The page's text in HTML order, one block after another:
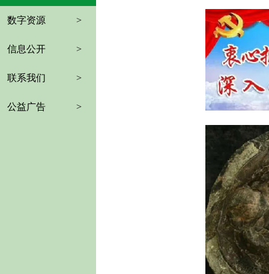
数字资源 >
信息公开 >
联系我们 >
公益广告 >